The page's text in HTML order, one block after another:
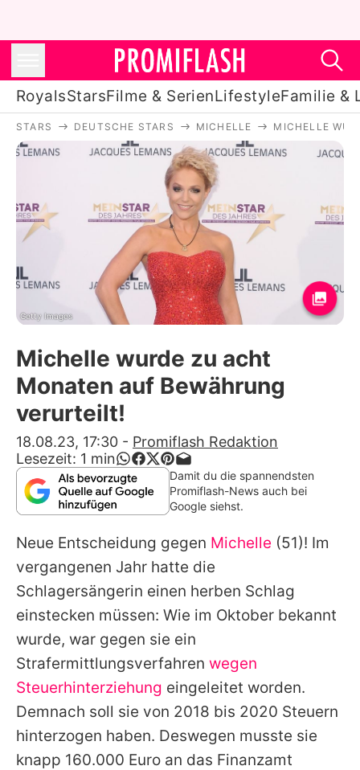
RoyalsStarsFilme & SerienLifestyleFamilie &
Royals
Stars
Filme & Serien
Lifestyle
Familie & Liebe
Promiflash Exklusiv
Alle Themen auf Promiflash
App runterladen
Team
Redaktionelle Richtlinien
Impressum
Datenschutzerklärung
Nutzungsbedingungen
Utiq verwalten
STARS DEUTSCHE STARS MICHELLE MICHELLE
Getty Images
Michelle wurde zu acht
Monaten auf Bewährung
verurteilt!
18.08.23, 17:30 - Promiflash Redaktion
Lesezeit: 1 min
Damit du die spannendsten
Promiflash-News auch bei
Google siehst.
Neue Entscheidung gegen Michelle (51)! Im
vergangenen Jahr hatte die
Schlagersängerin einen herben Schlag
einstecken müssen: Wie im Oktober bekannt
wurde, war gegen sie ein
Strafermittlungsverfahren wegen
Steuerhinterziehung eingeleitet worden.
Demnach soll sie von 2018 bis 2020 Steuern
hinterzogen haben. Deswegen musste sie
knapp 160.000 Euro an das Finanzamt